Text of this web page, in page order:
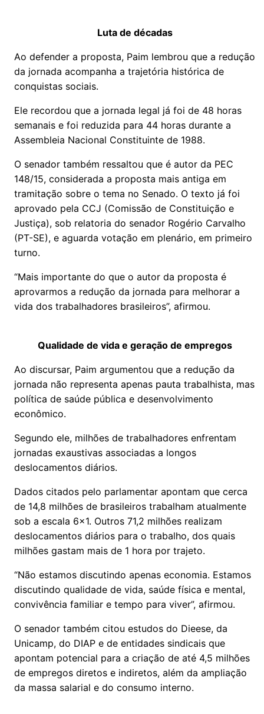
Luta de décadas
Ao defender a proposta, Paim lembrou que a redução
da jornada acompanha a trajetória histórica de
conquistas sociais.
Ele recordou que a jornada legal já foi de 48 horas
semanais e foi reduzida para 44 horas durante a
Assembleia Nacional Constituinte de 1988.
O senador também ressaltou que é autor da PEC
148/15, considerada a proposta mais antiga em
tramitação sobre o tema no Senado. O texto já foi
aprovado pela CCJ (Comissão de Constituição e
Justiça), sob relatoria do senador Rogério Carvalho
(PT-SE), e aguarda votação em plenário, em primeiro
turno.
“Mais importante do que o autor da proposta é
aprovarmos a redução da jornada para melhorar a
vida dos trabalhadores brasileiros”, afirmou.
Qualidade de vida e geração de empregos
Ao discursar, Paim argumentou que a redução da
jornada não representa apenas pauta trabalhista, mas
política de saúde pública e desenvolvimento
econômico.
Segundo ele, milhões de trabalhadores enfrentam
jornadas exaustivas associadas a longos
deslocamentos diários.
Dados citados pelo parlamentar apontam que cerca
de 14,8 milhões de brasileiros trabalham atualmente
sob a escala 6x1. Outros 71,2 milhões realizam
deslocamentos diários para o trabalho, dos quais
milhões gastam mais de 1 hora por trajeto.
“Não estamos discutindo apenas economia. Estamos
discutindo qualidade de vida, saúde física e mental,
convivência familiar e tempo para viver”, afirmou.
O senador também citou estudos do Dieese, da
Unicamp, do DIAP e de entidades sindicais que
apontam potencial para a criação de até 4,5 milhões
de empregos diretos e indiretos, além da ampliação
da massa salarial e do consumo interno.